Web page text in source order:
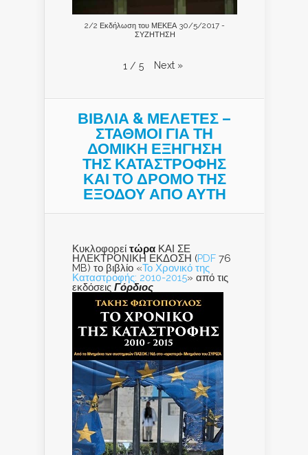
2/2 Εκδήλωση του ΜΕΚΕΑ 30/5/2017 -
ΣΥΖΗΤΗΣΗ
1 / 5 Next »
ΒΙΒΛΙΑ & ΜΕΛΕΤΕΣ –
ΣΤΑΘΜΟΙ ΓΙΑ ΤΗ
ΔΟΜΙΚΗ ΕΞΗΓΗΣΗ
ΤΗΣ ΚΑΤΑΣΤΡΟΦΗΣ
ΚΑΙ ΤO ΔΡΟΜΟ ΤΗΣ
ΕΞΟΔΟΥ ΑΠΟ ΑΥΤΗ
Κυκλοφορεί τώρα ΚΑΙ ΣΕ
ΗΛΕΚΤΡΟΝΙΚΗ ΕΚΔΟΣΗ (PDF 76
MB) το βιβλίο «Το Χρονικό της
Καταστροφής: 2010-2015» από τις
εκδόσεις Γόρδιος